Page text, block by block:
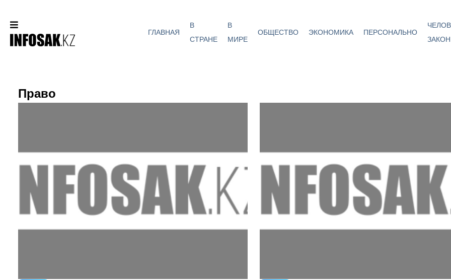
ГЛАВНАЯ
В
СТРАНЕ
В
МИРЕ
ОБЩЕСТВО ЭКОНОМИКА ПЕРСОНАЛЬНО
ЗАКОН
Право